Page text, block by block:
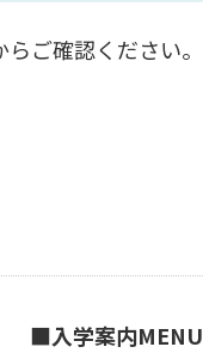
ご確認ください。
■入学案内MENU